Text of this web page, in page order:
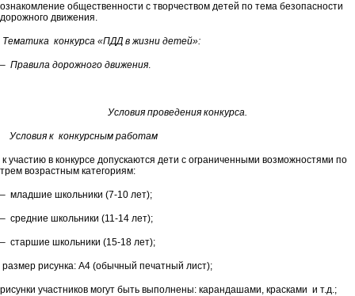
ознакомление общественности с творчеством детей по тема безопасности
дорожного движения.
Тематика конкурса «ПДД в жизни детей»:
– Правила дорожного движения.
Условия проведения конкурса.
Условия к конкурсным работам
к участию в конкурсе допускаются дети с ограниченными возможностями по
трем возрастным категориям:
– младшие школьники (7-10 лет);
– средние школьники (11-14 лет);
– старшие школьники (15-18 лет);
размер рисунка: А4 (обычный печатный лист);
рисунки участников могут быть выполнены: карандашами, красками и т.д.;